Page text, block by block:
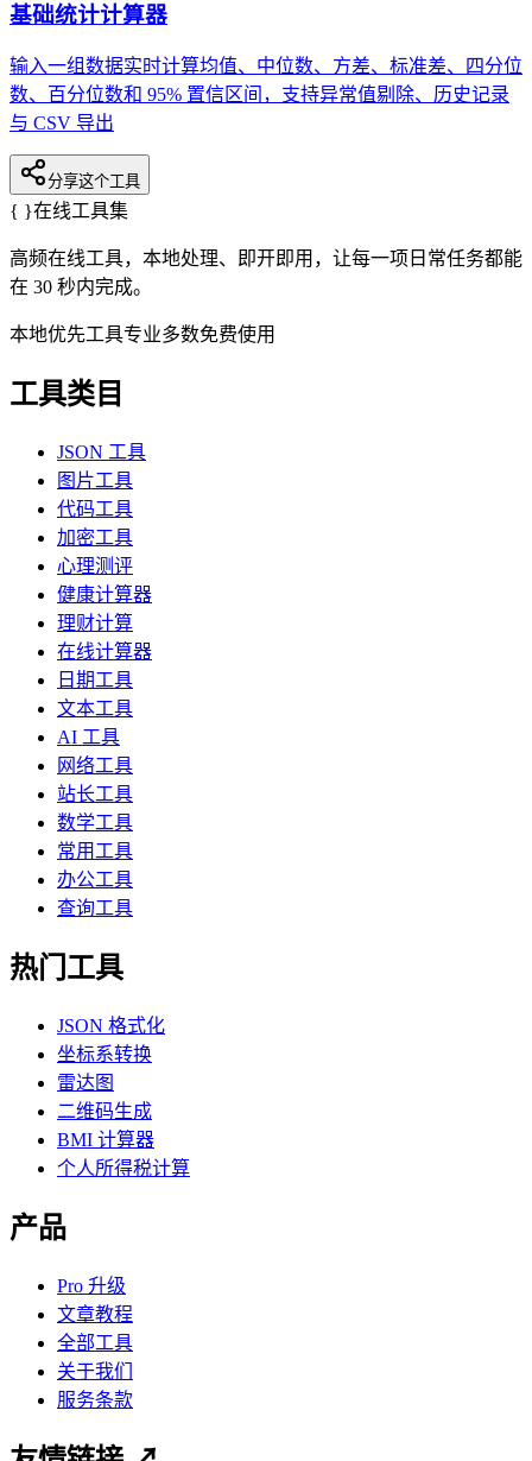
基础统计计算器
输入一组数据实时计算均值、中位数、方差、标准差、四分位
数、百分位数和 95% 置信区间，支持异常值剔除、历史记录
与 CSV 导出
分享这个工具
{ }在线工具集
高频在线工具，本地处理、即开即用，让每一项日常任务都能
在 30 秒内完成。
本地优先工具专业多数免费使用
工具类目
JSON 工具
图片工具
代码工具
加密工具
心理测评
健康计算器
理财计算
在线计算器
日期工具
文本工具
AI 工具
网络工具
站长工具
数学工具
常用工具
办公工具
查询工具
热门工具
JSON 格式化
坐标系转换
雷达图
二维码生成
BMI 计算器
个人所得税计算
产品
Pro 升级
文章教程
全部工具
关于我们
服务条款